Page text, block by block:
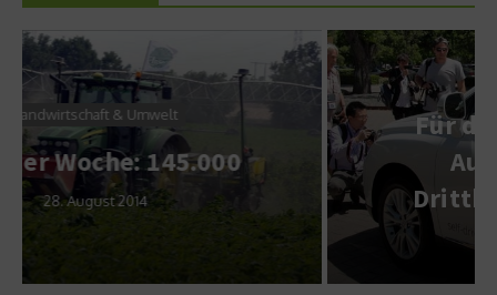
Service & Wissen
Für das selbstfahrende
Auto: Google holt
Dritthersteller ins Boot